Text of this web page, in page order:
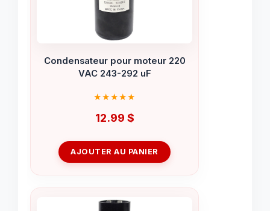
Condensateur pour moteur 220
VAC 243-292 uF
12.99 $
AJOUTER AU PANIER